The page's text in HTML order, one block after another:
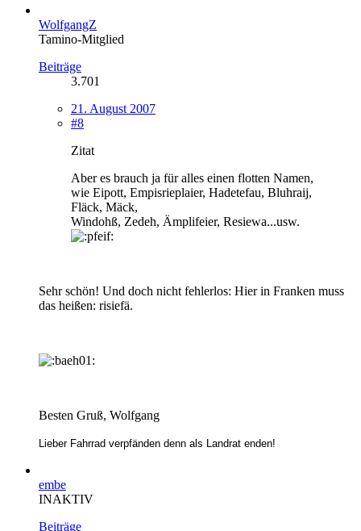
WolfgangZ
Tamino-Mitglied
Beiträge
3.701
21. August 2007
#8
Zitat
Aber es brauch ja für alles einen flotten Namen,
wie Eipott, Empisrieplaier, Hadetefau, Bluhraij,
Fläck, Mäck,
Windohß, Zedeh, Ämplifeier, Resiewa...usw.
Sehr schön! Und doch nicht fehlerlos: Hier in Franken muss
das heißen: risiefä.
Besten Gruß, Wolfgang
Lieber Fahrrad verpfänden denn als Landrat enden!
embe
INAKTIV
Beiträge